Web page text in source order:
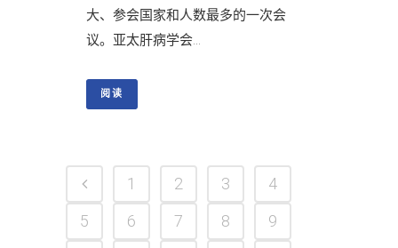
大、参会国家和人数最多的一次会
议。亚太肝病学会...
阅读
1 2 3
4
5
6 7 8
9